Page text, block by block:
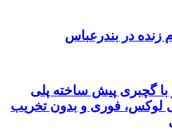
زنده در بندرعباس
با گچبری پیش ساخته پلی
لوکس، فوری و بدون تخریب